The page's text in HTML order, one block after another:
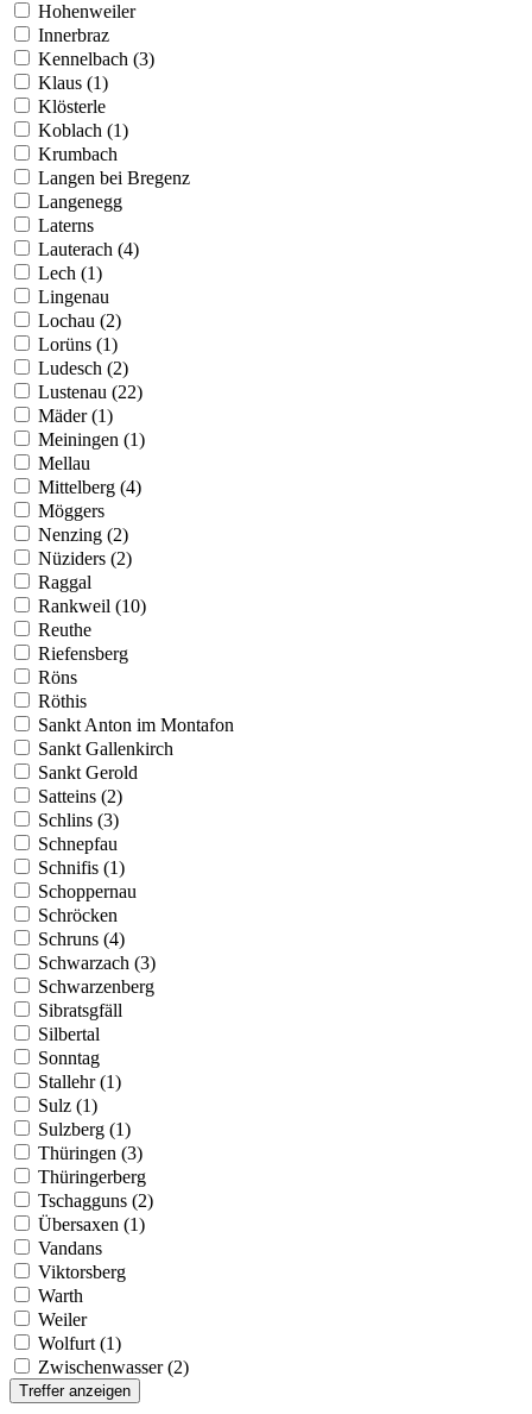
Hohenweiler
Innerbraz
Kennelbach (3)
Klaus (1)
Klösterle
Koblach (1)
Krumbach
Langen bei Bregenz
Langenegg
Laterns
Lauterach (4)
Lech (1)
Lingenau
Lochau (2)
Lorüns (1)
Ludesch (2)
Lustenau (22)
Mäder (1)
Meiningen (1)
Mellau
Mittelberg (4)
Möggers
Nenzing (2)
Nüziders (2)
Raggal
Rankweil (10)
Reuthe
Riefensberg
Röns
Röthis
Sankt Anton im Montafon
Sankt Gallenkirch
Sankt Gerold
Satteins (2)
Schlins (3)
Schnepfau
Schnifis (1)
Schoppernau
Schröcken
Schruns (4)
Schwarzach (3)
Schwarzenberg
Sibratsgfäll
Silbertal
Sonntag
Stallehr (1)
Sulz (1)
Sulzberg (1)
Thüringen (3)
Thüringerberg
Tschagguns (2)
Übersaxen (1)
Vandans
Viktorsberg
Warth
Weiler
Wolfurt (1)
Zwischenwasser (2)
Treffer anzeigen